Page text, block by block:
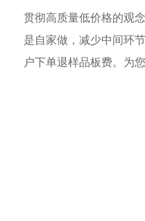
贯彻高质量低价格的观
是自家做，减少中间环
户下单退样品板费。为